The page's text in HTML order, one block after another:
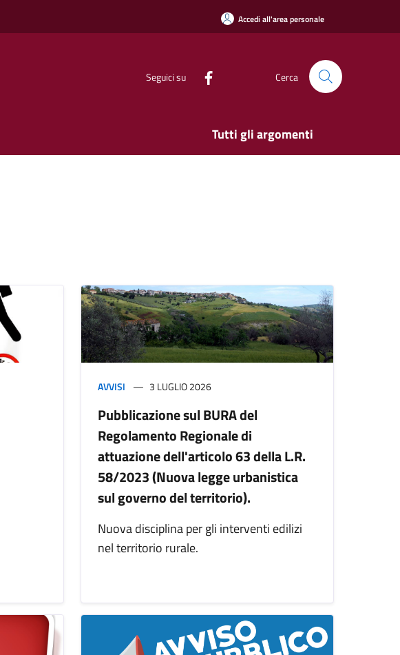
Accedi all'area personale
Seguici su Cerca
Tutti gli argomenti
AVVISI 3 LUGLIO 2026
Pubblicazione sul BURA del
Regolamento Regionale di
attuazione dell'articolo 63 della L.R.
58/2023 (Nuova legge urbanistica
sul governo del territorio).
Nuova disciplina per gli interventi edilizi
nel territorio rurale.